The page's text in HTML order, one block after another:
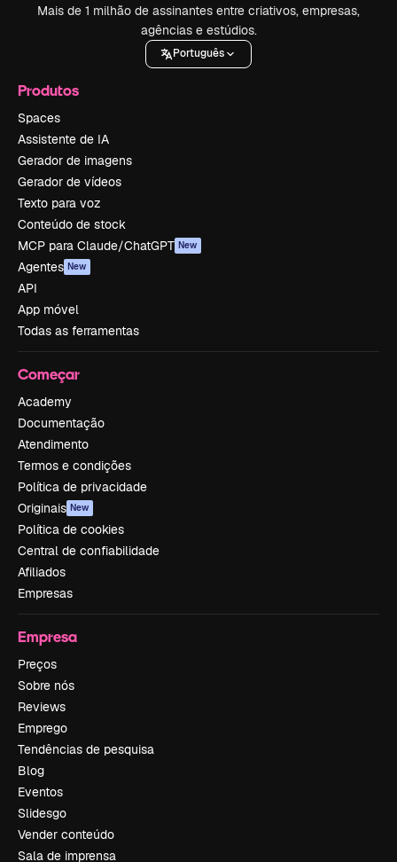
Mais de 1 milhão de assinantes entre criativos, empresas,
agências e estúdios.
Português
Produtos
Spaces
Assistente de IA
Gerador de imagens
Gerador de vídeos
Texto para voz
Conteúdo de stock
MCP para Claude/ChatGPT New
Agentes New
API
App móvel
Todas as ferramentas
Começar
Academy
Documentação
Atendimento
Termos e condições
Política de privacidade
Originais New
Política de cookies
Central de confiabilidade
Afiliados
Empresas
Empresa
Preços
Sobre nós
Reviews
Emprego
Tendências de pesquisa
Blog
Eventos
Slidesgo
Vender conteúdo
Sala de imprensa